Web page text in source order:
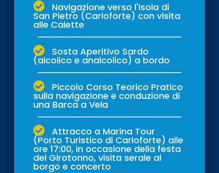
Navigazione verso l'Isola di
San Pietro (Carloforte) con visita
alle Calette
Sosta Aperitivo Sardo
(alcolico e analcolico) a bordo
Piccolo Corso Teorico Pratico
sulla navigazione e conduzione di
una Barca a Vela
Attracco a Marina Tour
(Porto Turistico di Carloforte) alle
ore 17:00, in occasione della festa
del Girotonno, visita serale al
borgo e concerto